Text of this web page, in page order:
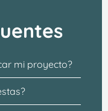
mi proyecto?